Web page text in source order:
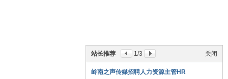
关闭
站长推荐 1/3
岭南之声传媒招聘人力资源主管HR